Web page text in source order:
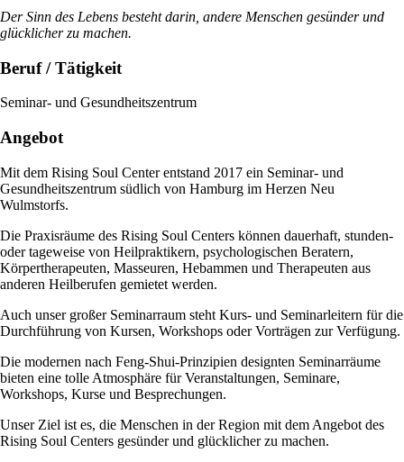
Der Sinn des Lebens besteht darin, andere Menschen gesünder und
glücklicher zu machen.
Beruf / Tätigkeit
Seminar- und Gesundheitszentrum
Angebot
Mit dem Rising Soul Center entstand 2017 ein Seminar- und
Gesundheitszentrum südlich von Hamburg im Herzen Neu
Wulmstorfs.
Die Praxisräume des Rising Soul Centers können dauerhaft, stunden-
oder tageweise von Heilpraktikern, psychologischen Beratern,
Körpertherapeuten, Masseuren, Hebammen und Therapeuten aus
anderen Heilberufen gemietet werden.
Auch unser großer Seminarraum steht Kurs- und Seminarleitern für die
Durchführung von Kursen, Workshops oder Vorträgen zur Verfügung.
Die modernen nach Feng-Shui-Prinzipien designten Seminarräume
bieten eine tolle Atmosphäre für Veranstaltungen, Seminare,
Workshops, Kurse und Besprechungen.
Unser Ziel ist es, die Menschen in der Region mit dem Angebot des
Rising Soul Centers gesünder und glücklicher zu machen.